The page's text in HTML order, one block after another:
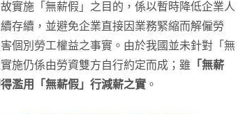
實施「無薪假」之目的，係以暫時降低企業人
存續，並避免企業直接因業務緊縮而解僱勞
個別勞工權益之事實。由於我國並未針對「無
施仍係由勞資雙方自行約定而成；雖 「無薪
濫用「無薪假」行減薪之實 。